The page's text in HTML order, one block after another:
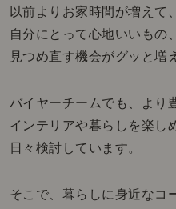
以前よりお家時間が増えて、
自分にとって心地いいもの
見つめ直す機会がグッと増
バイヤーチームでも、より
インテリアや暮らしを楽し
日々検討しています。
そこで、暮らしに身近なコ